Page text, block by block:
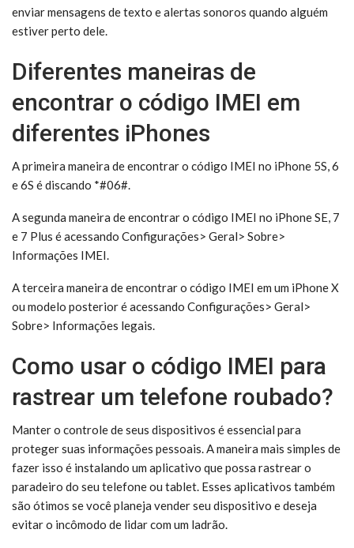
enviar mensagens de texto e alertas sonoros quando alguém
estiver perto dele.
Diferentes maneiras de
encontrar o código IMEI em
diferentes iPhones
A primeira maneira de encontrar o código IMEI no iPhone 5S, 6
e 6S é discando *#06#.
A segunda maneira de encontrar o código IMEI no iPhone SE, 7
e 7 Plus é acessando Configurações> Geral> Sobre>
Informações IMEI.
A terceira maneira de encontrar o código IMEI em um iPhone X
ou modelo posterior é acessando Configurações> Geral>
Sobre> Informações legais.
Como usar o código IMEI para
rastrear um telefone roubado?
Manter o controle de seus dispositivos é essencial para
proteger suas informações pessoais. A maneira mais simples de
fazer isso é instalando um aplicativo que possa rastrear o
paradeiro do seu telefone ou tablet. Esses aplicativos também
são ótimos se você planeja vender seu dispositivo e deseja
evitar o incômodo de lidar com um ladrão.